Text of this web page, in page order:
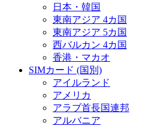
日本・韓国
東南アジア 4カ国
東南アジア 5カ国
西バルカン 4カ国
香港・マカオ
SIMカード (国別)
アイルランド
アメリカ
アラブ首長国連邦
アルバニア